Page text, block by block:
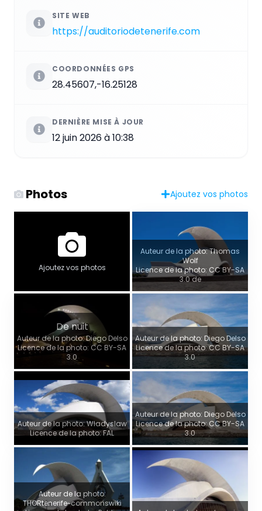
SITE WEB
https://auditoriodetenerife.com
COORDONNÉES GPS
28.45607,-16.25128
DERNIÈRE MISE À JOUR
12 juin 2026 à 10:38
Photos Ajoutez vos photos
Ajoutez vos photos
Auteur de la photo: Thomas
Wolf
Licence de la photo: CC BY-SA
3.0 de
De nuit
Auteur de la photo: Diego Delso
Licence de la photo: CC BY-SA
3.0
Auteur de la photo: Diego Delso
Licence de la photo: CC BY-SA
3.0
Auteur de la photo: Wladyslaw
Licence de la photo: FAL
Auteur de la photo: Diego Delso
Licence de la photo: CC BY-SA
3.0
Auteur de la photo:
THORtenerife~commonswiki